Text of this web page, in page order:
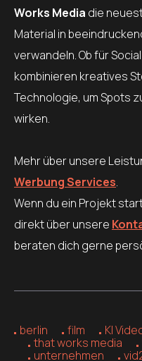
Works Media die
Material in
verwandeln. Ob für
kombinieren kreatives
Technologie, um Spots
wirken.
Mehr über unsere
Werbung Services.
Wenn du ein Projekt
direkt über unsere
beraten dich gerne
berlin film KI
that works media
unternehmen